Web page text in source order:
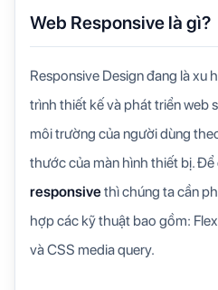
Web Responsive là gì?
Responsive Design đang là xu
trình thiết kế và phát triển web
môi trường của người dùng
thước của màn hình thiết bị. Để
responsivethì chúng ta cần
hợp các kỹ thuật bao gồm:
và CSS media query.